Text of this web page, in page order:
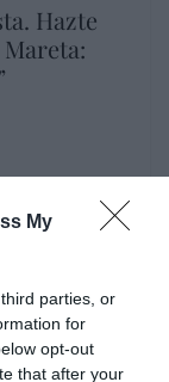
My
parties, or
for
opt-out
that after your
Hazte